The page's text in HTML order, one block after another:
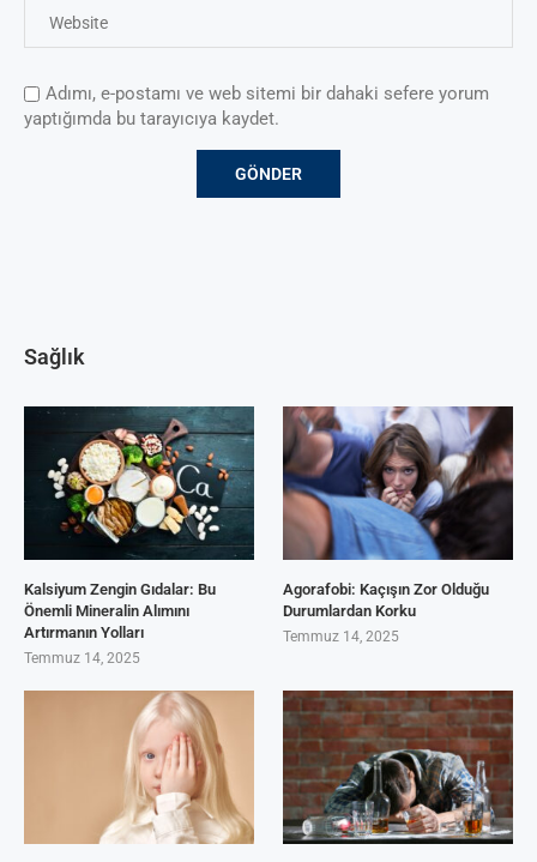
Adımı, e-postamı ve web sitemi bir dahaki sefere yorum
yaptığımda bu tarayıcıya kaydet.
Sağlık
Kalsiyum Zengin Gıdalar: Bu
Önemli Mineralin Alımını
Artırmanın Yolları
Temmuz 14, 2025
Agorafobi: Kaçışın Zor Olduğu
Durumlardan Korku
Temmuz 14, 2025